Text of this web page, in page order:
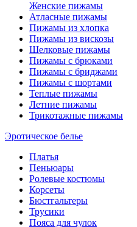
Женские пижамы
Атласные пижамы
Пижамы из хлопка
Пижамы из вискозы
Шелковые пижамы
Пижамы с брюками
Пижамы с бриджами
Пижамы с шортами
Теплые пижамы
Летние пижамы
Трикотажные пижамы
Эротическое белье
Платья
Пеньюары
Ролевые костюмы
Корсеты
Бюстгальтеры
Трусики
Пояса для чулок